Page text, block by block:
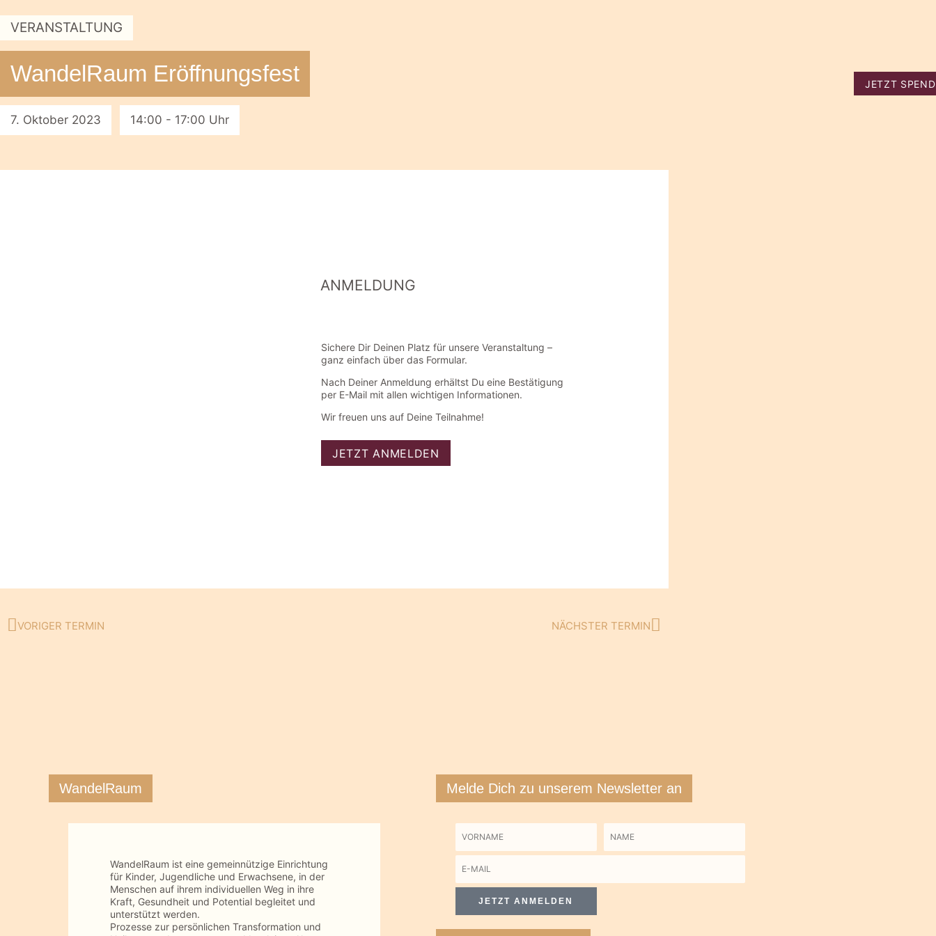
JETZT
VERANSTALTUNG
WandelRaum Eröffnungsfest
7. Oktober 2023 14:00 - 17:00 Uhr
ANMELDUNG
Sichere Dir Deinen Platz für unsere Veranstaltung –
ganz einfach über das Formular.
Nach Deiner Anmeldung erhältst Du eine Bestätigung
per E-Mail mit allen wichtigen Informationen.
Wir freuen uns auf Deine Teilnahme!
JETZT ANMELDEN
Zurück
VORIGER TERMIN NÄCHSTER TERMINNächster
WandelRaum
WandelRaum ist eine gemeinnützige Einrichtung
für Kinder, Jugendliche und Erwachsene, in der
Menschen auf ihrem individuellen Weg in ihre
Kraft, Gesundheit und Potential begleitet und
unterstützt werden.
Prozesse zur persönlichen Transformation und
Melde Dich zu unserem Newsletter an
Vorname Name
E-
Mail
JETZT ANMELDEN